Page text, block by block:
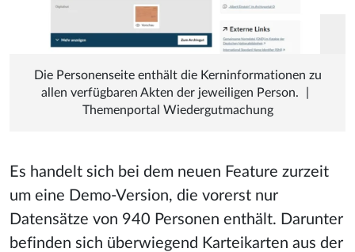
Die Personenseite enthält die Kerninformationen zu
allen verfügbaren Akten der jeweiligen Person.
Themenportal Wiedergutmachung
Es handelt sich bei dem neuen Feature zurzeit
um eine Demo-Version, die vorerst nur
Datensätze von 940 Personen enthält. Darunter
befinden sich überwiegend Karteikarten aus der